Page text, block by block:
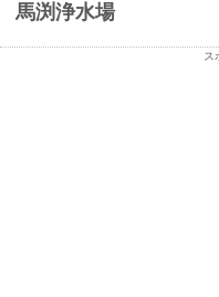
馬渕浄水場
ス